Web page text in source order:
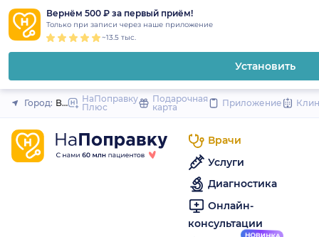
Вернём 500 ₽ за первый приём!
Только при записи через наше приложение
~13.5 тыс.
Установить
Закрыть
Город: Волосово (Санкт-Петербург и область)
НаПоправку
Плюс
Подарочная
карта
Приложение
Врачи
Услуги
Диагностика
Онлайн-
консультации